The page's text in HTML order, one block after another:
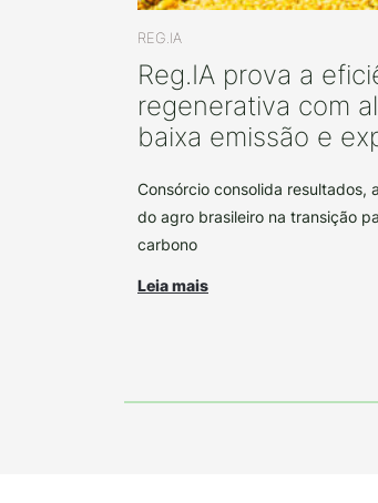
REG.IA
Reg.IA prova a
regenerativa com
baixa emissão e
Consórcio consolida resultados,
do agro brasileiro na transição
carbono
Leia mais